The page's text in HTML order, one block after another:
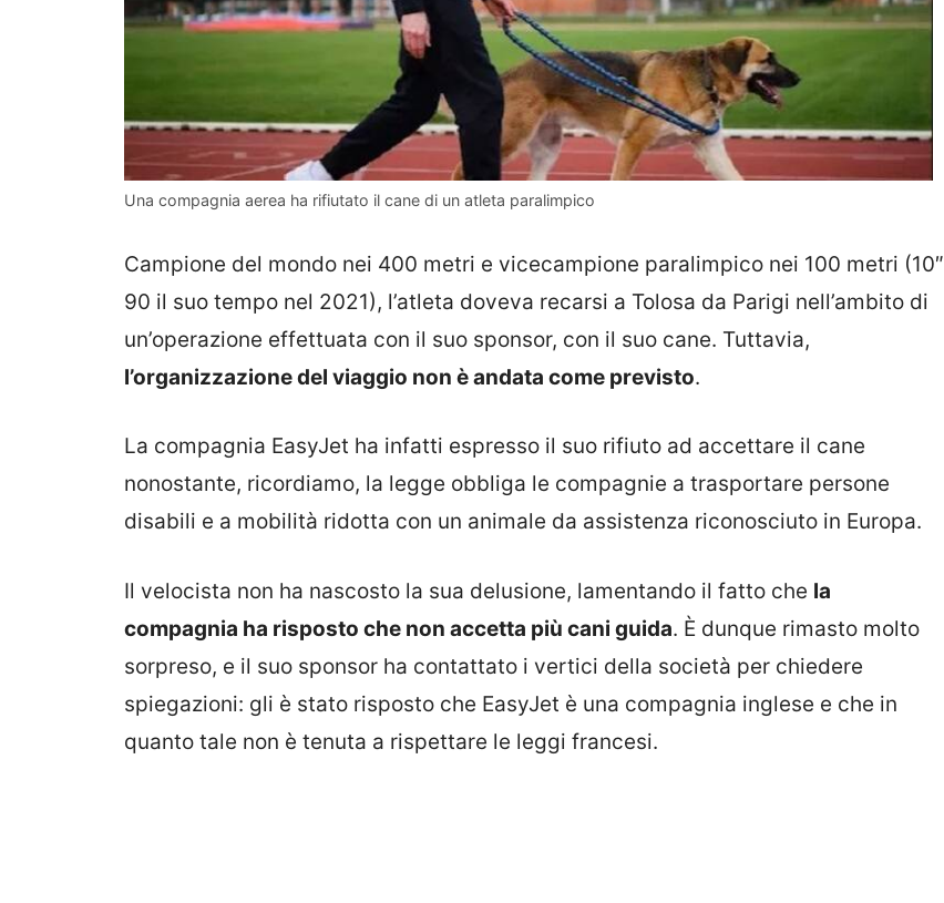
Una compagnia aerea ha rifiutato il cane di un atleta paralimpico
Campione del mondo nei 400 metri e vicecampione paralimpico nei 100 metri (10″
90 il suo tempo nel 2021), l’atleta doveva recarsi a Tolosa da Parigi nell’ambito di
un’operazione effettuata con il suo sponsor, con il suo cane. Tuttavia,
l’organizzazione del viaggio non è andata come previsto.
La compagnia EasyJet ha infatti espresso il suo rifiuto ad accettare il cane
nonostante, ricordiamo, la legge obbliga le compagnie a trasportare persone
disabili e a mobilità ridotta con un animale da assistenza riconosciuto in Europa.
Il velocista non ha nascosto la sua delusione, lamentando il fatto che la
compagnia ha risposto che non accetta più cani guida. È dunque rimasto molto
sorpreso, e il suo sponsor ha contattato i vertici della società per chiedere
spiegazioni: gli è stato risposto che EasyJet è una compagnia inglese e che in
quanto tale non è tenuta a rispettare le leggi francesi.